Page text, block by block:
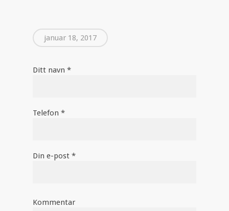
januar 18, 2017
Ditt navn *
Telefon *
Din e-post *
Kommentar